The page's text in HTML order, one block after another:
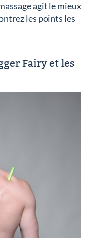
agit le mieux
les points les
Fairy et les